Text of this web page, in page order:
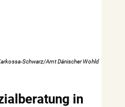
Schwarz/Amt Dänischer Wohld
in